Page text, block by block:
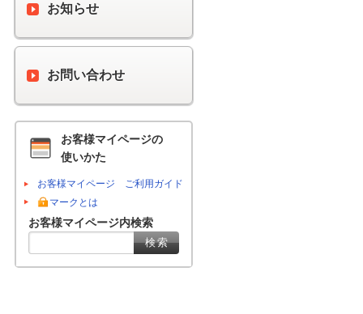
お知らせ
お問い合わせ
お客様マイページの
使いかた
お客様マイページ ご利用ガイド
マークとは
お客様マイページ内検索